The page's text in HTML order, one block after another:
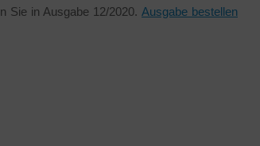
Sie in Ausgabe 12/2020. Ausgabe bestellen